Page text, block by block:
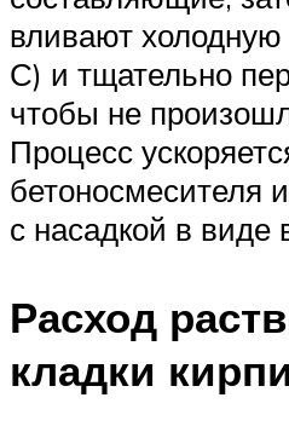
вливают
С) и тщательно
чтобы не
Процесс
бетоносмесителя
с насадкой в виде
Расход
кладки